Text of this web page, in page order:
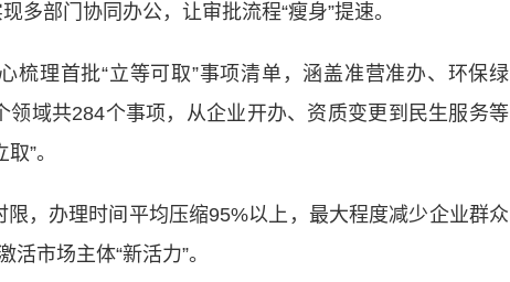
多部门协同办公，让审批流程“瘦身”提速。
理首批“立等可取”事项清单，涵盖准营准办、环保绿
域共284个事项，从企业开办、资质变更到民生服务等
”。
办理时间平均压缩95%以上，最大程度减少企业群众
市场主体“新活力”。